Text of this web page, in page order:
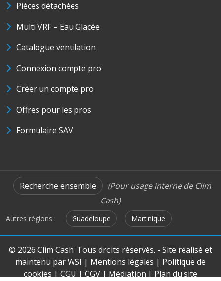
Pièces détachées
Multi VRF – Eau Glacée
Catalogue ventilation
Connexion compte pro
Créer un compte pro
Offres pour les pros
Formulaire SAV
Recherche ensemble
(Pour usage interne de Clim
Cash)
Autres régions : Guadeloupe Martinique
© 2026 Clim Cash. Tous droits réservés. - Site réalisé et
maintenu parWSI | Mentions légales | Politique de
cookies | CGU | CGV | Médiation | Plan du site